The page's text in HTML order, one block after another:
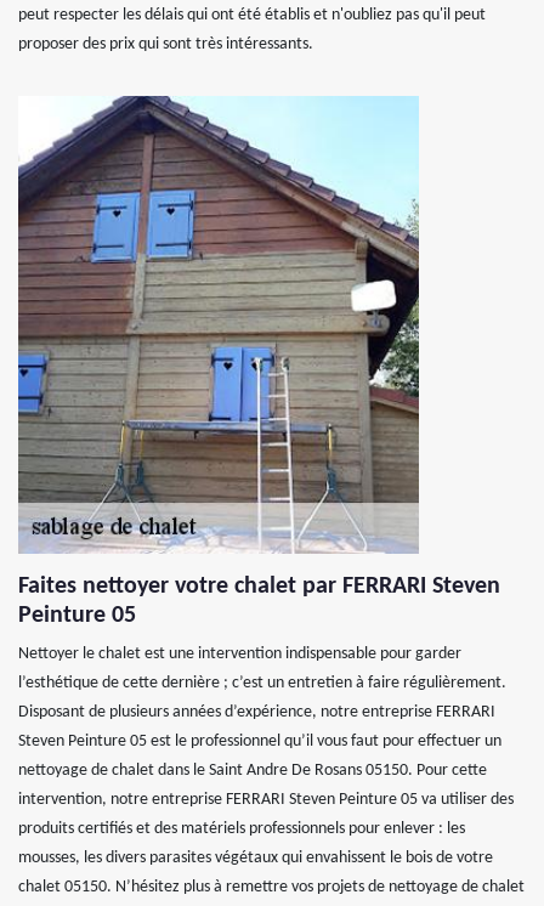
peut respecter les délais qui ont été établis et n'oubliez pas qu'il peut
proposer des prix qui sont très intéressants.
Faites nettoyer votre chalet par FERRARI Steven
Peinture 05
Nettoyer le chalet est une intervention indispensable pour garder
l’esthétique de cette dernière ; c’est un entretien à faire régulièrement.
Disposant de plusieurs années d’expérience, notre entreprise FERRARI
Steven Peinture 05 est le professionnel qu’il vous faut pour effectuer un
nettoyage de chalet dans le Saint Andre De Rosans 05150. Pour cette
intervention, notre entreprise FERRARI Steven Peinture 05 va utiliser des
produits certifiés et des matériels professionnels pour enlever : les
mousses, les divers parasites végétaux qui envahissent le bois de votre
chalet 05150. N’hésitez plus à remettre vos projets de nettoyage de chalet